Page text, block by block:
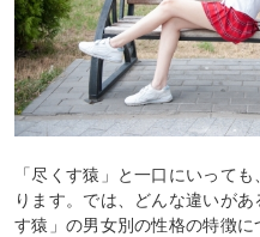
「尽くす猿」と一口にいって
ります。では、どんな違いが
す猿」の男女別の性格の特徴に